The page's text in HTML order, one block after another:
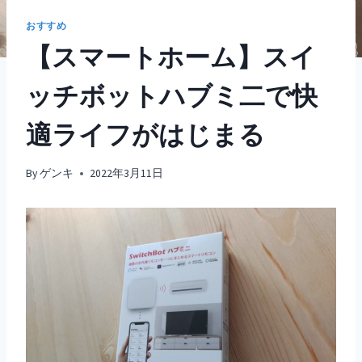
おすすめ
【スマートホーム】スイ
ッチボットハブミ二で快
適ライフがはじまる
Byゲンキ 2022年3月11日